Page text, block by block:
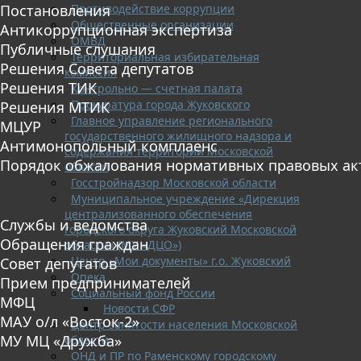
Противодействие коррупции
Общественные организации
ОМВД
Территориальная избирательная
комиссия
Контрольно — счетная палата
Прокуратура города Жуковского
Главное управление регионального
государственного жилищного надзора и
содержания территорий Московской
области
Госстройнадзор Московской области
Муниципальное учреждение «Дирекция
централизованного обеспечения
городского округа Жуковский Московской
области» (МУ «ДЦО»)
Центр «Мои документы» г.о. Жуковский
Опека
Социальный фонд России
Новости СФР
Центр занятости населения Московской
области
ОНД и ПР по Раменскому городскому
Постановления
Антикоррупционная экспертиза
Публичные слушания
Решения Совета депутатов
Решения ТИК
Решения МТИК
МЦУР
Антимонопольный комплаенс
Порядок обжалования нормативных правовых
Службы и ведомства
Обращения граждан
Совет депутатов
Прием предпринимателей
МФЦ
МАУ о/л «Восток-2»
МУ МЦ «Дружба»